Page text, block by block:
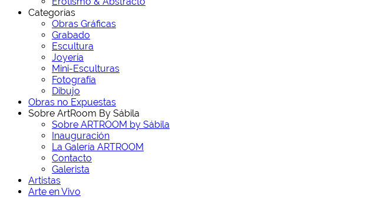
Categorías
Obras Gráficas
Grabado
Escultura
Joyería
Mini-Esculturas
Fotografía
Dibujo
Obras no Expuestas
Sobre ArtRoom By Sábila
Sobre ARTROOM by Sábila
Inauguración
La Galería ARTROOM
Contacto
Galerista
Artistas
Arte en Vivo